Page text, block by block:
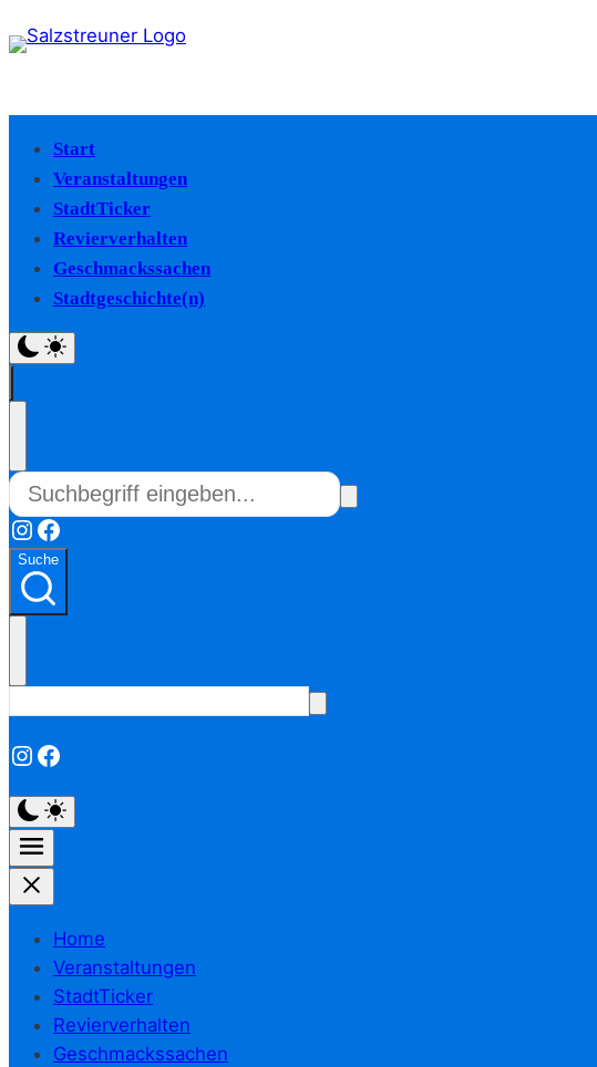
Start
Veranstaltungen
StadtTicker
Revierverhalten
Geschmackssachen
Stadtgeschichte(n)
Instagram
Facebook
Suche
Instagram
Facebook
Home
Veranstaltungen
StadtTicker
Revierverhalten
Geschmackssachen